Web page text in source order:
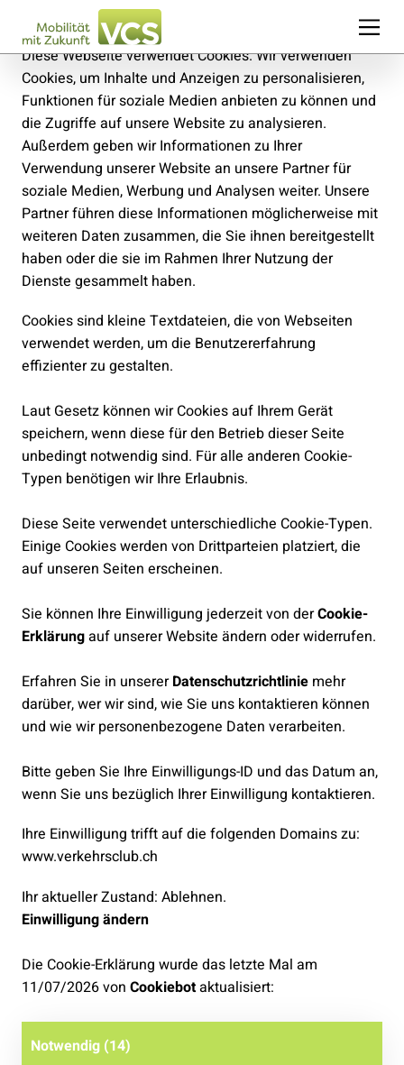
Diese Webseite verwendet Cookies. Wir verwenden
Cookies, um Inhalte und Anzeigen zu personalisieren,
Funktionen für soziale Medien anbieten zu können und
die Zugriffe auf unsere Website zu analysieren.
Außerdem geben wir Informationen zu Ihrer
Verwendung unserer Website an unsere Partner für
soziale Medien, Werbung und Analysen weiter. Unsere
Partner führen diese Informationen möglicherweise mit
weiteren Daten zusammen, die Sie ihnen bereitgestellt
haben oder die sie im Rahmen Ihrer Nutzung der
Dienste gesammelt haben.
Cookies sind kleine Textdateien, die von Webseiten
verwendet werden, um die Benutzererfahrung
effizienter zu gestalten.
Laut Gesetz können wir Cookies auf Ihrem Gerät
speichern, wenn diese für den Betrieb dieser Seite
unbedingt notwendig sind. Für alle anderen Cookie-
Typen benötigen wir Ihre Erlaubnis.
Diese Seite verwendet unterschiedliche Cookie-Typen.
Einige Cookies werden von Drittparteien platziert, die
auf unseren Seiten erscheinen.
Sie können Ihre Einwilligung jederzeit von derCookie-
Erklärungauf unserer Website ändern oder widerrufen.
Erfahren Sie in unsererDatenschutzrichtlinie mehr
darüber, wer wir sind, wie Sie uns kontaktieren können
und wie wir personenbezogene Daten verarbeiten.
Bitte geben Sie Ihre Einwilligungs-ID und das Datum an,
wenn Sie uns bezüglich Ihrer Einwilligung kontaktieren.
Ihre Einwilligung trifft auf die folgenden Domains zu:
www.verkehrsclub.ch
Ihr aktueller Zustand: Ablehnen.
Einwilligung ändern
Die Cookie-Erklärung wurde das letzte Mal am
11/07/2026 von Cookiebotaktualisiert:
Notwendig (14)